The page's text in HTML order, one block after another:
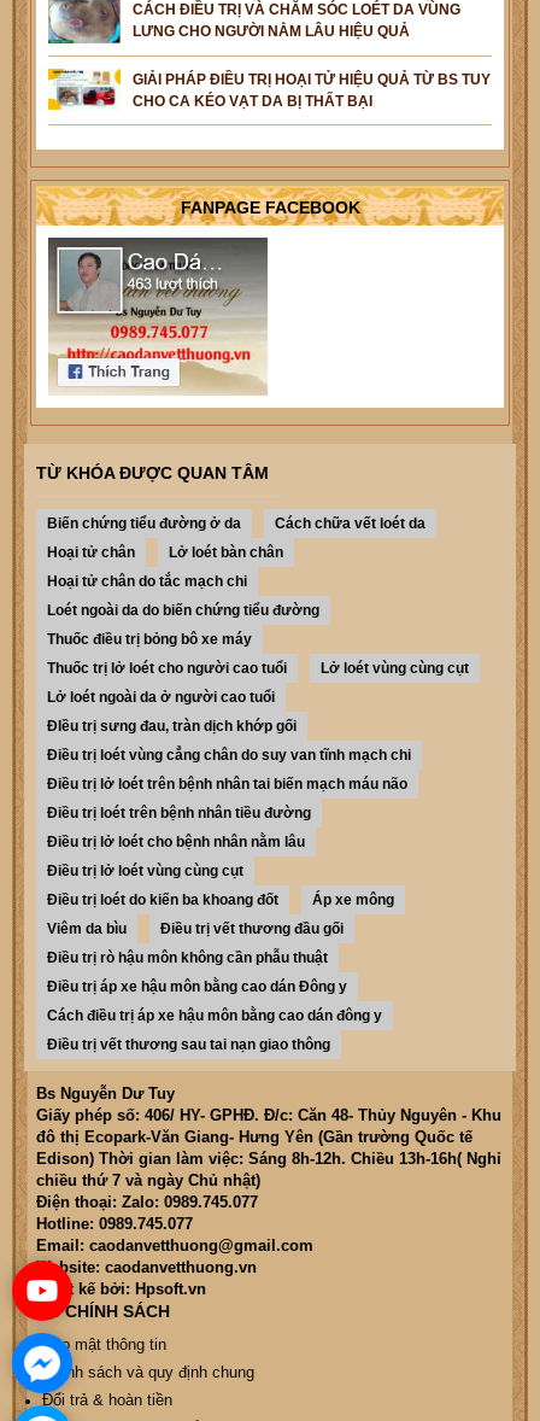
CÁCH ĐIỀU TRỊ VÀ CHĂM SÓC LOÉT DA VÙNG
LƯNG CHO NGƯỜI NẰM LÂU HIỆU QUẢ
GIẢI PHÁP ĐIỀU TRỊ HOẠI TỬ HIỆU QUẢ TỪ BS TUY
CHO CA KÉO VẠT DA BỊ THẤT BẠI
FANPAGE FACEBOOK
TỪ KHÓA ĐƯỢC QUAN TÂM
Biến chứng tiểu đường ở da
Cách chữa vết loét da
Hoại tử chân
Lở loét bàn chân
Hoại tử chân do tắc mạch chi
Loét ngoài da do biến chứng tiểu đường
Thuốc điều trị bỏng bô xe máy
Thuốc trị lở loét cho người cao tuổi
Lở loét vùng cùng cụt
Lở loét ngoài da ở người cao tuổi
ĐIều trị sưng đau, tràn dịch khớp gối
Điều trị loét vùng cẳng chân do suy van tĩnh mạch chi
Điều trị lở loét trên bệnh nhân tai biến mạch máu não
Điều trị loét trên bệnh nhân tiều đường
Điều trị lở loét cho bệnh nhân nằm lâu
Điều trị lở loét vùng cùng cụt
Điều trị loét do kiến ba khoang đốt
Áp xe mông
Viêm da bìu
Điều trị vết thương đầu gối
Điều trị rò hậu môn không cần phẫu thuật
Điều trị áp xe hậu môn bằng cao dán Đông y
Cách điều trị áp xe hậu môn bằng cao dán đông y
Điều trị vết thương sau tai nạn giao thông
Bs Nguyễn Dư Tuy
Giấy phép số: 406/ HY- GPHĐ. Đ/c: Căn 48- Thủy Nguyên - Khu
đô thị Ecopark-Văn Giang- Hưng Yên (Gần trường Quốc tế
Edison) Thời gian làm việc: Sáng 8h-12h. Chiều 13h-16h( Nghỉ
chiều thứ 7 và ngày Chủ nhật)
Điện thoại: Zalo: 0989.745.077
Hotline: 0989.745.077
Email: caodanvetthuong@gmail.com
Website: caodanvetthuong.vn
Thiết kế bởi: Hpsoft.vn
CÁC CHÍNH SÁCH
Bảo mật thông tin
Chính sách và quy định chung
Đổi trả & hoàn tiền